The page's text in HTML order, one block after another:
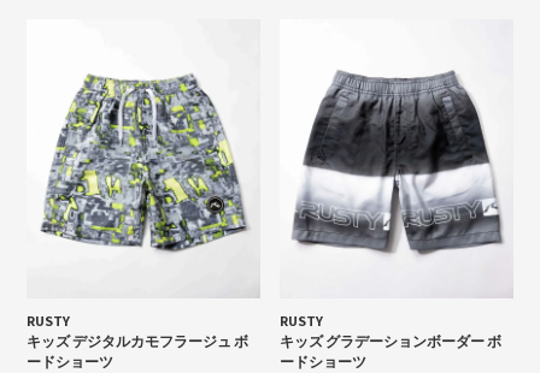
RUSTY
キッズ デジタルカモフラージュ ボ
ードショーツ
RUSTY
キッズ グラデーションボーダー ボ
ードショーツ